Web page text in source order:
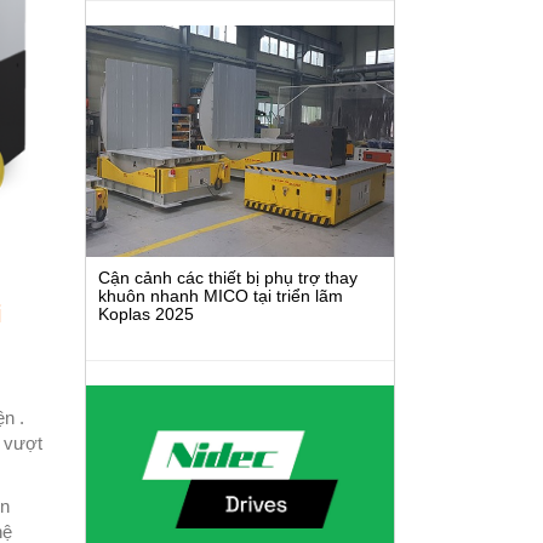
.
vượt
Cận cảnh các thiết bị phụ trợ thay
khuôn nhanh MICO tại triển lãm
Koplas 2025